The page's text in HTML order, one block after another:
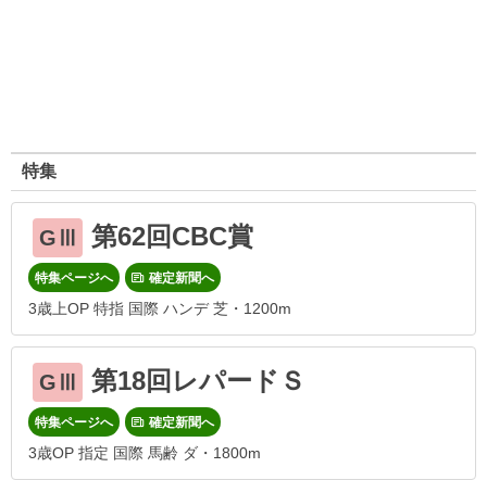
特集
GⅢ 第62回CBC賞
特集ページへ 確定新聞へ
3歳上OP 特指 国際 ハンデ 芝・1200m
GⅢ 第18回レパードＳ
特集ページへ 確定新聞へ
3歳OP 指定 国際 馬齢 ダ・1800m